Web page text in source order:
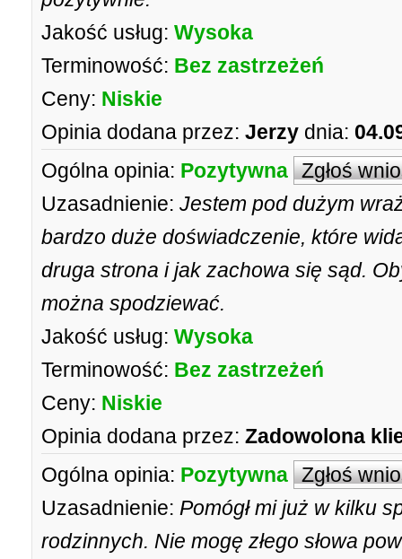
Jakość usług: Wysoka
Terminowość: Bez zastrzeżeń
Ceny: Niskie
Opinia dodana przez: Jerzy dnia:
Ogólna opinia: Pozytywna Zgłoś
Uzasadnienie: Jestem pod dużym
bardzo duże doświadczenie, które
druga strona i jak zachowa się sąd.
można spodziewać.
Jakość usług: Wysoka
Terminowość: Bez zastrzeżeń
Ceny: Niskie
Opinia dodana przez: Zadowolona
Ogólna opinia: Pozytywna Zgłoś
Uzasadnienie: Pomógł mi już w kilku
rodzinnych. Nie mogę złego słowa